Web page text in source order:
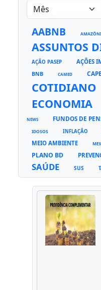
AABNB
ASSUNTOS
AÇÃO PASEP AÇÕES
BNB CAMED
COTIDIANO
ECONOMIA
NEWS FUNDOS DE
IDOSOS INFLAÇÃO
MEIO AMBIENTE
PLANO BD
SAÚDE SUS